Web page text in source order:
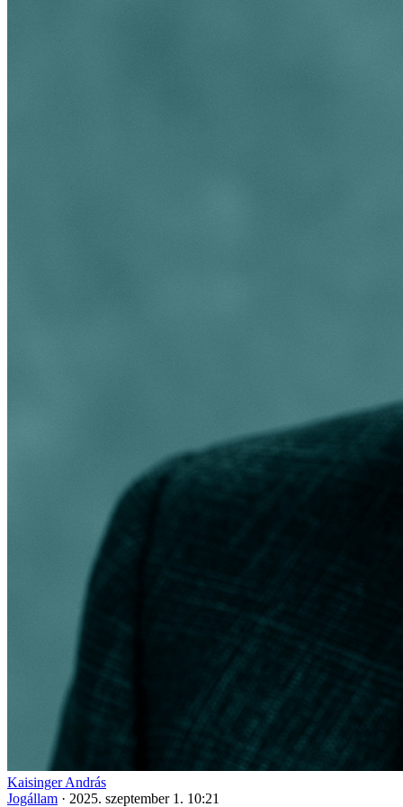
Kaisinger András
Jogállam · 2025. szeptember 1. 10:21